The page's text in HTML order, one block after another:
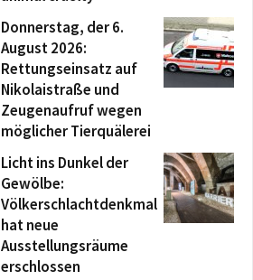
Donnerstag, der 6.
August 2026:
Rettungseinsatz auf
Nikolaistraße und
Zeugenaufruf wegen
möglicher Tierquälerei
Licht ins Dunkel der
Gewölbe:
Völkerschlachtdenkmal
hat neue
Ausstellungsräume
erschlossen